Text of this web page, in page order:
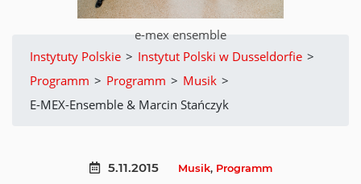
e-mex ensemble
Instytuty Polskie > Instytut Polski w Dusseldorfie >
Programm > Programm > Musik >
E-MEX-Ensemble & Marcin Stańczyk
5.11.2015 Musik, Programm